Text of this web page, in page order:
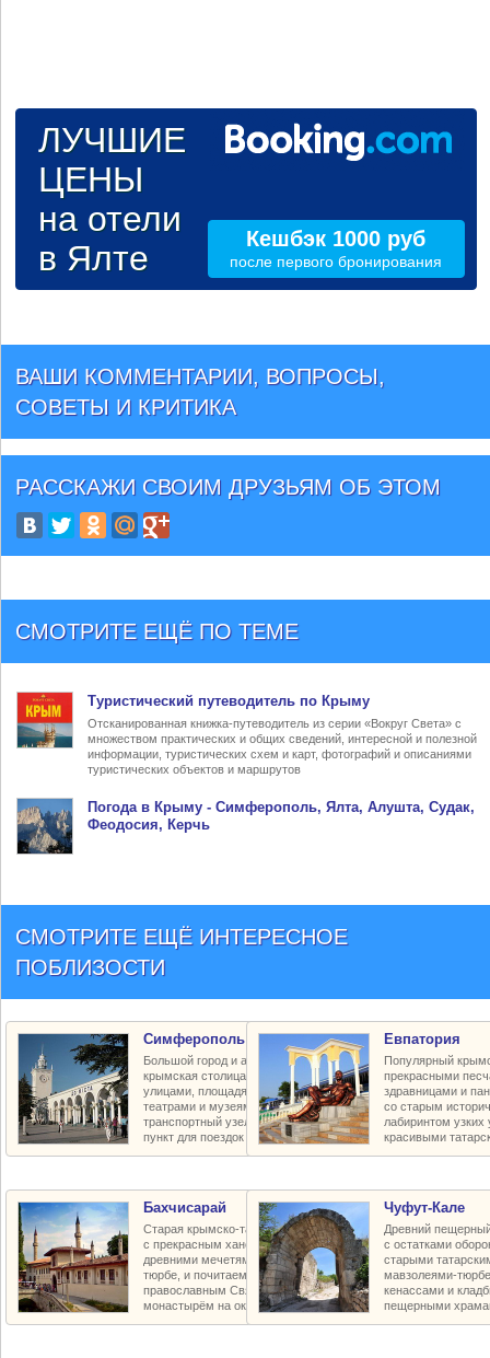
ЛУЧШИЕ
ЦЕНЫ
на отели
в Ялте
Кешбэк 1000 руб
после первого бронирования
ВАШИ КОММЕНТАРИИ, ВОПРОСЫ,
СОВЕТЫ И КРИТИКА
РАССКАЖИ СВОИМ ДРУЗЬЯМ ОБ ЭТОМ
СМОТРИТЕ ЕЩЁ ПО ТЕМЕ
Туристический путеводитель по Крыму
Отсканированная книжка-путеводитель из серии «Вокруг Света» с
множеством практических и общих сведений, интересной и полезной
информации, туристических схем и карт, фотографий и описаниями
туристических объектов и маршрутов
Погода в Крыму- Симферополь, Ялта, Алушта, Судак,
Феодосия, Керчь
СМОТРИТЕ ЕЩЁ ИНТЕРЕСНОЕ
ПОБЛИЗОСТИ
Симферополь
Большой город и административная
крымская столица с красивыми
улицами, площадями и парками,
театрами и музеями, крупный
транспортный узел и транзитный
пункт для поездок по региону
Евпатория
Популярный
прекрасными
здравницами и
со старым
лабиринтом узких
красивыми
Бахчисарай
Старая крымско-татарская столица
с прекрасным ханским дворцом,
древними мечетями и мавзолеями-
тюрбе, и почитаемым пещерным
православным Свято-Успенским
монастырём на окраине города
Чуфут-Кале
Древний
с остатками
старыми
мавзолеями-
кенассами и
пещерными